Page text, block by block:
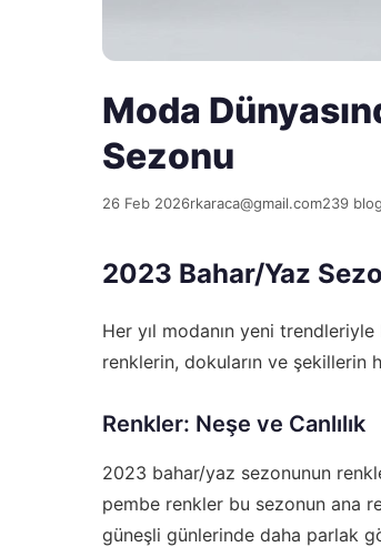
Moda
Sezonu
26 Feb 2026rkaraca@gmail.com239
2023 Bahar/Yaz
Her yıl modanın yeni
renklerin, dokuların ve şekillerin
Renkler: Neşe ve Canlılık
2023 bahar/yaz sezonunun
pembe renkler bu sezonun ana
güneşli günlerinde daha parlak